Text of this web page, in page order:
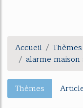
Accueil
alarme
Thèmes